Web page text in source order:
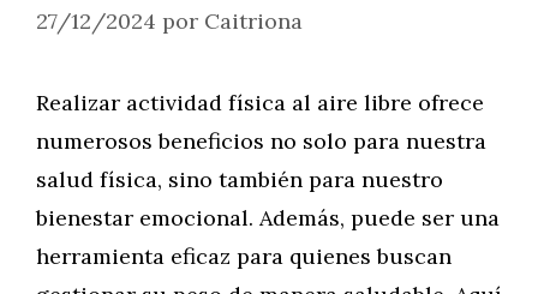
27/12/2024 por Caitriona
Realizar actividad física al aire libre ofrece
numerosos beneficios no solo para nuestra
salud física, sino también para nuestro
bienestar emocional. Además, puede ser una
herramienta eficaz para quienes buscan